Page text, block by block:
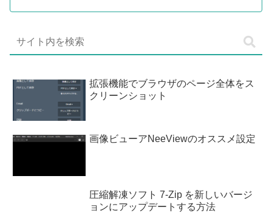
拡張機能でブラウザのページ全体をス
クリーンショット
画像ビューアNeeViewのオススメ設定
圧縮解凍ソフト 7-Zip を新しいバージ
ョンにアップデートする方法